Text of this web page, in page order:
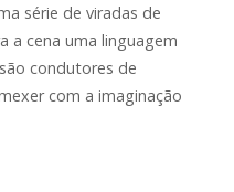
série de viradas de
a cena uma linguagem
condutores de
com a imaginação